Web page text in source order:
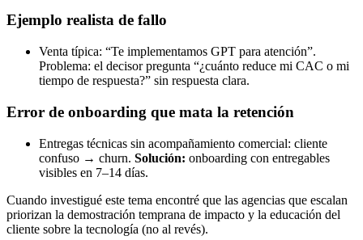
Ejemplo realista de fallo
Venta típica: “Te implementamos GPT para atención”.
Problema: el decisor pregunta “¿cuánto reduce mi CAC o mi
tiempo de respuesta?” sin respuesta clara.
Error de onboarding que mata la retención
Entregas técnicas sin acompañamiento comercial: cliente
confuso → churn. Solución: onboarding con entregables
visibles en 7–14 días.
Cuando investigué este tema encontré que las agencias que escalan
priorizan la demostración temprana de impacto y la educación del
cliente sobre la tecnología (no al revés).